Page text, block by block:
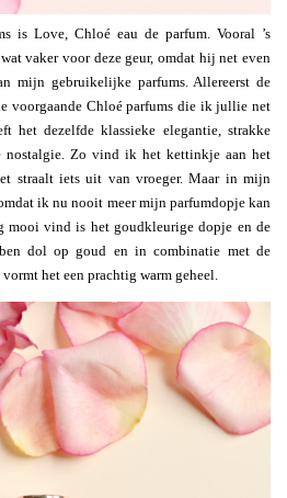
is Love, Chloé eau de parfum. Vooral ’s
vaker voor deze geur, omdat hij net even
mijn gebruikelijke parfums. Allereerst de
voorgaande Chloé parfums die ik jullie net
het dezelfde klassieke elegantie, strakke
nostalgie. Zo vind ik het kettinkje aan het
straalt iets uit van vroeger. Maar in mijn
ik nu nooit meer mijn parfumdopje kan
mooi vind is het goudkleurige dopje en de
dol op goud en in combinatie met de
het een prachtig warm geheel.